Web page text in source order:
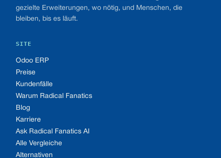
gezielte Erweiterungen, wo nötig, und Menschen, die
bleiben, bis es läuft.
SITE
Odoo ERP
Preise
Kundenfälle
Warum Radical Fanatics
Blog
Karriere
Ask Radical Fanatics AI
Alle Vergleiche
Alternativen